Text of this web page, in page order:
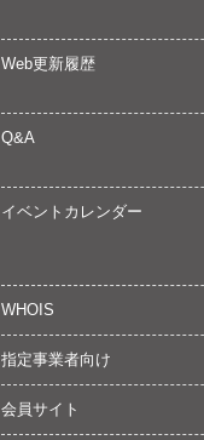
Web更新履歴
Q&A
イベントカレンダー
WHOIS
指定事業者向け
会員サイト